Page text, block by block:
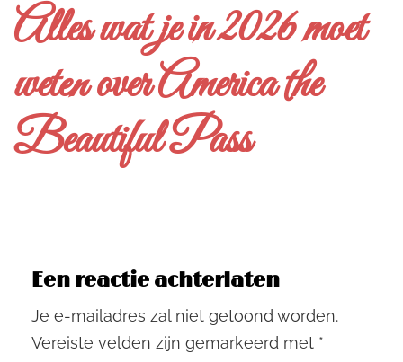
Alles wat je in 2026 moet
weten over America the
Beautiful Pass
Een reactie achterlaten
Je e-mailadres zal niet getoond worden.
Vereiste velden zijn gemarkeerd met *